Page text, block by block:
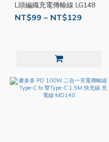
L頭編織充電傳輸線 LG148
NT$99 ~ NT$129